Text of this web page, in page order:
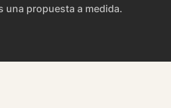
una propuesta a medida.